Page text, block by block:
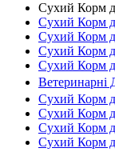
Сухий Корм
Сухий Корм
Сухий Корм
Сухий Корм
Сухий Корм
Ветеринарні
Сухий Корм
Сухий Корм
Сухий Корм
Сухий Корм